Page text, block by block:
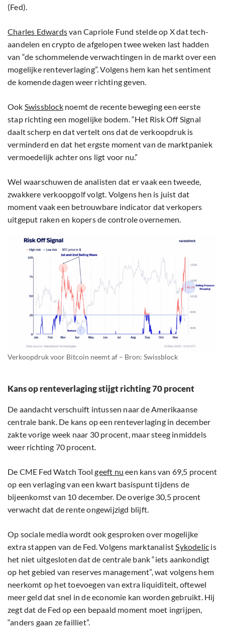
(Fed).
Charles Edwardsvan Capriole Fund stelde op X dat tech-
aandelen en crypto de afgelopen twee weken last hadden
van “de schommelende verwachtingen in de markt over een
mogelijke renteverlaging”. Volgens hem kan het sentiment
de komende dagen weer richting geven.
Ook Swissblocknoemt de recente beweging een eerste
stap richting een mogelijke bodem. “Het Risk Off Signal
daalt scherp en dat vertelt ons dat de verkoopdruk is
verminderd en dat het ergste moment van de marktpaniek
vermoedelijk achter ons ligt voor nu.”
Wel waarschuwen de analisten dat er vaak een tweede,
zwakkere verkoopgolf volgt. Volgens hen is juist dat
moment vaak een betrouwbare indicator dat verkopers
uitgeput raken en kopers de controle overnemen.
Verkoopdruk voor Bitcoin neemt af – Bron: Swissblock
Kans op renteverlaging stijgt richting 70 procent
De aandacht verschuift intussen naar de Amerikaanse
centrale bank. De kans op een renteverlaging in december
zakte vorige week naar 30 procent, maar steeg inmiddels
weer richting 70 procent.
De CME Fed Watch Toolgeeft nu een kans van 69,5 procent
op een verlaging van een kwart basispunt tijdens de
bijeenkomst van 10 december. De overige 30,5 procent
verwacht dat de rente ongewijzigd blijft.
Op sociale media wordt ook gesproken over mogelijke
extra stappen van de Fed. Volgens marktanalistSykodelic is
het niet uitgesloten dat de centrale bank “iets aankondigt
op het gebied van reserves management”, wat volgens hem
neerkomt op het toevoegen van extra liquiditeit, oftewel
meer geld dat snel in de economie kan worden gebruikt. Hij
zegt dat de Fed op een bepaald moment moet ingrijpen,
“anders gaan ze failliet”.